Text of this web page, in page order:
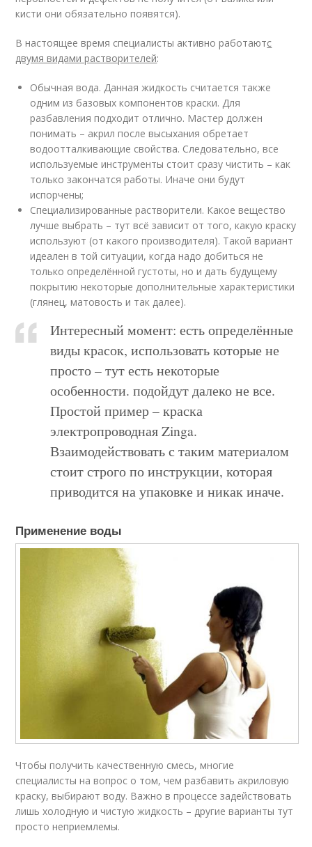
кисти они обязательно появятся).
В настоящее время специалисты активно работаютс
двумя видами растворителей:
Обычная вода. Данная жидкость считается также
одним из базовых компонентов краски. Для
разбавления подходит отлично. Мастер должен
понимать – акрил после высыхания обретает
водоотталкивающие свойства. Следовательно, все
используемые инструменты стоит сразу чистить – как
только закончатся работы. Иначе они будут
испорчены;
Специализированные растворители. Какое вещество
лучше выбрать – тут всё зависит от того, какую краску
используют (от какого производителя). Такой вариант
идеален в той ситуации, когда надо добиться не
только определённой густоты, но и дать будущему
покрытию некоторые дополнительные характеристики
(глянец, матовость и так далее).
Интересный момент: есть определённые
виды красок, использовать которые не
просто – тут есть некоторые
особенности. подойдут далеко не все.
Простой пример – краска
электропроводная Zinga.
Взаимодействовать с таким материалом
стоит строго по инструкции, которая
приводится на упаковке и никак иначе.
Применение воды
Чтобы получить качественную смесь, многие
специалисты на вопрос о том, чем разбавить акриловую
краску, выбирают воду. Важно в процессе задействовать
лишь холодную и чистую жидкость – другие варианты тут
просто неприемлемы.